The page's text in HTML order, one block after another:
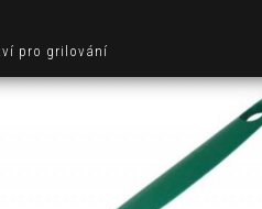
pro grilování